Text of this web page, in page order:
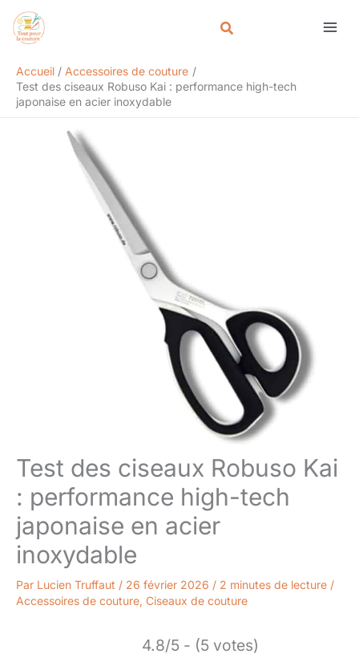
Accueil
Accessoires de couture
Test des ciseaux Robuso Kai : performance high-tech
japonaise en acier inoxydable
Test des ciseaux Robuso Kai
: performance high-tech
japonaise en acier
inoxydable
Par Lucien Truffaut / 26 février 2026 / 2 minutes de lecture /
Accessoires de couture, Ciseaux de couture
4.8/5 - (5 votes)
Rechercher